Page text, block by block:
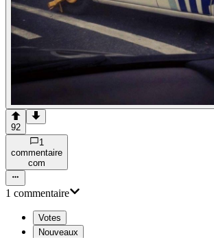
92
1
commentaire
com
1 commentaire
Votes
Nouveaux